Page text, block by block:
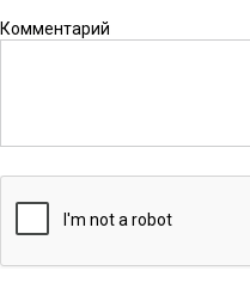
Комментарий